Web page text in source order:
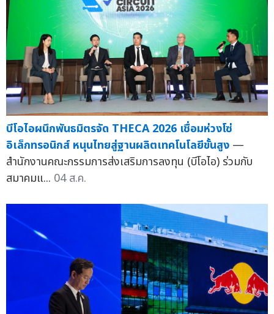
บีโอไอผนึกพันธมิตรจัด THECA 2026 เชื่อมห่วงโซ่
อิเล็กทรอนิกส์ หนุนไทยสู่ฐานผลิตเทคโนโลยีขั้นสูง —
สำนักงานคณะกรรมการส่งเสริมการลงทุน (บีโอไอ) ร่วมกับ
สมาคมแ... 04 ส.ค.